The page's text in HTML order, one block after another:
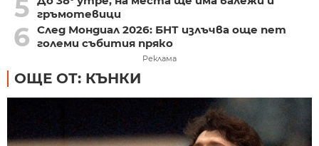
5 гръмотевици
6 След Мондиал 2026: БНТ излъчва още пет
големи събития пряко
Реклама
ОЩЕ ОТ: КЪНКИ